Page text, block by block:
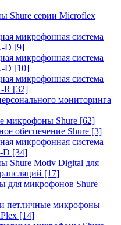
Shure серии Microflex
микрофонная система
D [9]
микрофонная система
D [10]
микрофонная система
R [32]
мониторинга
микрофоны Shure [62]
обеспечение Shure [3]
микрофонная система
D [34]
Shure Motiv Digital для
[17]
для микрофонов Shure
петличные микрофоны
[14]